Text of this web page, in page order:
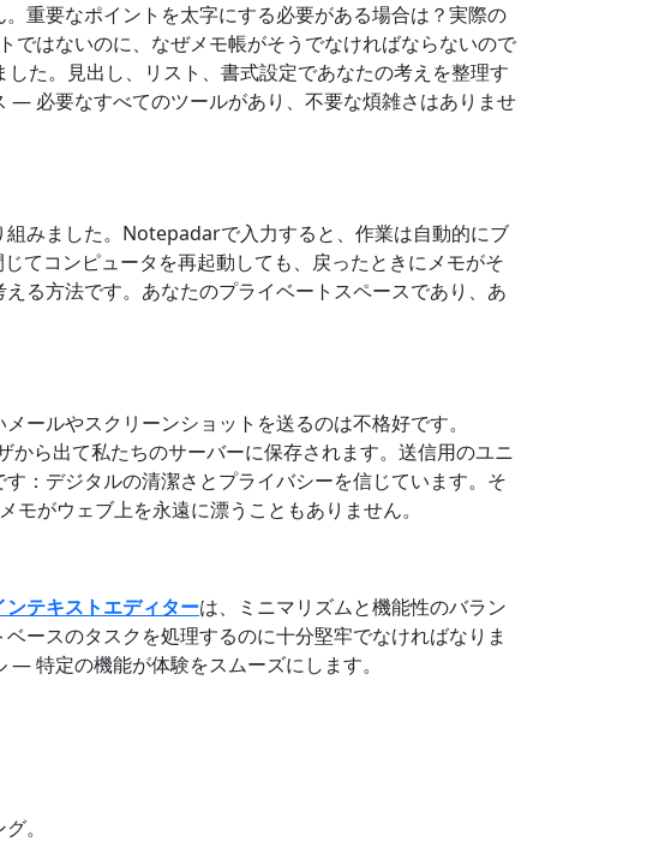
重要なポイントを太字にする必要がある場合は？実際の
はないのに、なぜメモ帳がそうでなければならないので
した。見出し、リスト、書式設定であなたの考えを整理す
— 必要なすべてのツールがあり、不要な煩雑さはありませ
みました。Notepadarで入力すると、作業は自動的にブ
てコンピュータを再起動しても、戻ったときにメモがそ
る方法です。あなたのプライベートスペースであり、あ
ールやスクリーンショットを送るのは不格好です。
ら出て私たちのサーバーに保存されます。送信用のユニ
：デジタルの清潔さとプライバシーを信じています。そ
がウェブ上を永遠に漂うこともありません。
ンテキストエディターは、ミニマリズムと機能性のバラン
ースのタスクを処理するのに十分堅牢でなければなりま
特定の機能が体験をスムーズにします。
。